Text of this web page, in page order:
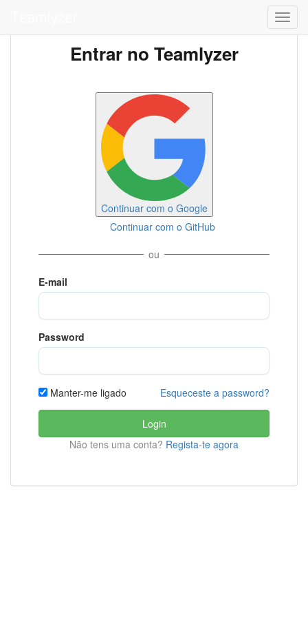
Entrar no Teamlyzer
Continuar com o Google
Continuar com o GitHub
ou
E-mail
Password
Manter-me ligado Esqueceste a password?
Login
Não tens uma conta? Regista-te agora